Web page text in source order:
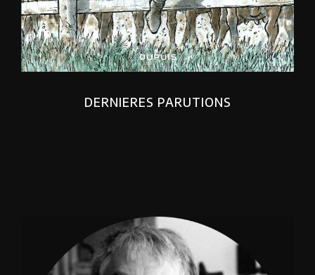
DERNIERES PARUTIONS